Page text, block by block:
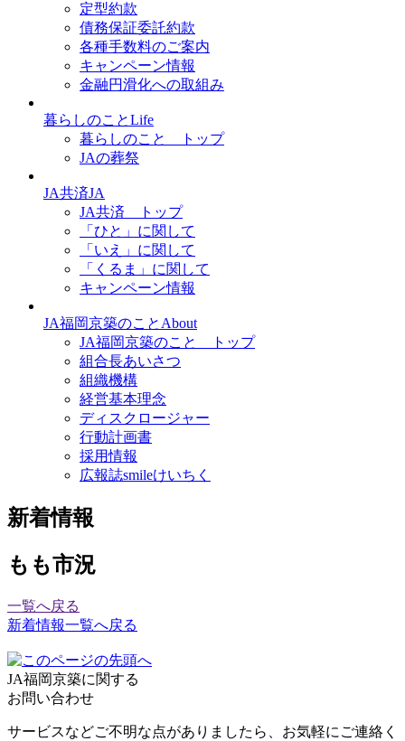
定型約款
債務保証委託約款
各種手数料のご案内
キャンペーン情報
金融円滑化への取組み
暮らしのことLife
暮らしのこと トップ
JAの葬祭
JA共済JA
JA共済 トップ
「ひと」に関して
「いえ」に関して
「くるま」に関して
キャンペーン情報
JA福岡京築のこと About
JA福岡京築のこと トップ
組合長あいさつ
組織機構
経営基本理念
ディスクロージャー
行動計画書
採用情報
広報誌smileけいちく
新着情報
もも市況
一覧へ戻る
新着情報一覧へ戻る
JA福岡京築に関する
お問い合わせ
サービスなどご不明な点がありましたら、お気軽にご連絡く